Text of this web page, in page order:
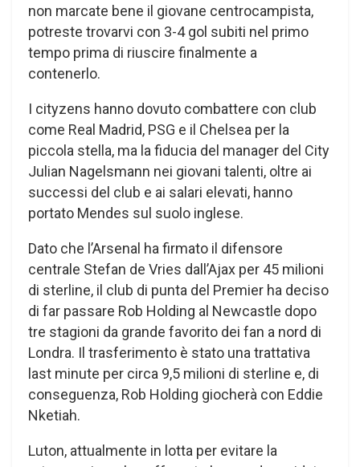
non marcate bene il giovane centrocampista,
potreste trovarvi con 3-4 gol subiti nel primo
tempo prima di riuscire finalmente a
contenerlo.
I cityzens hanno dovuto combattere con club
come Real Madrid, PSG e il Chelsea per la
piccola stella, ma la fiducia del manager del City
Julian Nagelsmann nei giovani talenti, oltre ai
successi del club e ai salari elevati, hanno
portato Mendes sul suolo inglese.
Dato che l’Arsenal ha firmato il difensore
centrale Stefan de Vries dall’Ajax per 45 milioni
di sterline, il club di punta del Premier ha deciso
di far passare Rob Holding al Newcastle dopo
tre stagioni da grande favorito dei fan a nord di
Londra. Il trasferimento è stato una trattativa
last minute per circa 9,5 milioni di sterline e, di
conseguenza, Rob Holding giocherà con Eddie
Nketiah.
Luton, attualmente in lotta per evitare la